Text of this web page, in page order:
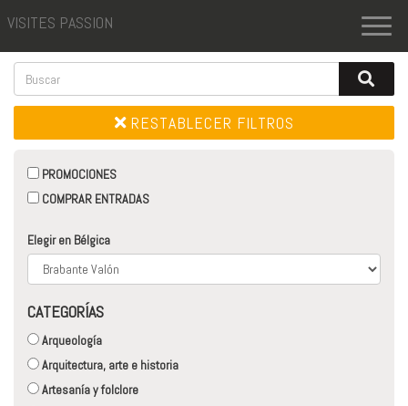
VISITES PASSION
RESTABLECER FILTROS
PROMOCIONES
COMPRAR ENTRADAS
Elegir en Bélgica
CATEGORÍAS
Arqueología
Arquitectura, arte e historia
Artesanía y folclore